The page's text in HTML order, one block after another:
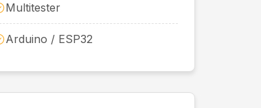
Multitester
Arduino / ESP32